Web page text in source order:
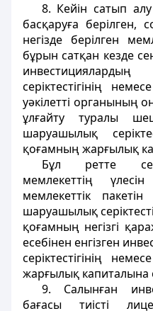
8. Кейін сатып
басқаруға берілген,
негізде берілген
бұрын сатқан кезде
серіктестігінің
уәкілетті органының
ұлғайту туралы
шаруашылық
қоғамның жарғылық
Бұл ретте
мемлекеттің
мемлекеттік
шаруашылық
қоғамның негізгі
есебінен енгізген
серіктестігінің
жарғылық капиталына
9. Салынған
бағасы тиісті